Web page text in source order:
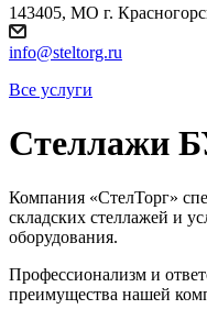
143405, МО г.
info@steltorg.ru
Все услуги
Стеллажи
Компания «СтелТорг»
складских стеллажей и
оборудования.
Профессионализм и
преимущества нашей